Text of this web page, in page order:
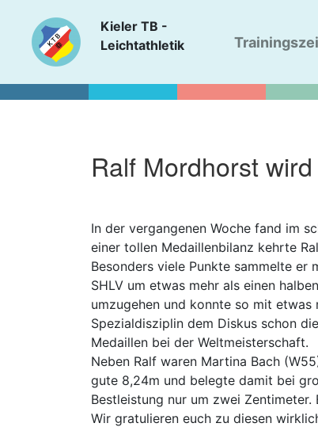
Kieler TB -
Leichtathletik
Ralf Mordhorst
In der vergangenen Woche fand im
einer tollen Medaillenbilanz kehrte
Besonders viele Punkte sammelte
SHLV um etwas mehr als einen
umzugehen und konnte so mit etwas
Spezialdisziplin dem Diskus schon
Medaillen bei der Weltmeisterschaft.
Neben Ralf waren Martina Bach
gute 8,24m und belegte damit bei
Bestleistung nur um zwei
Wir gratulieren euch zu diesen